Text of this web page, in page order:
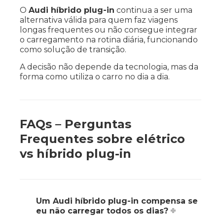
O Audi híbrido plug-in continua a ser uma
alternativa válida para quem faz viagens
longas frequentes ou não consegue integrar
o carregamento na rotina diária, funcionando
como solução de transição.
A decisão não depende da tecnologia, mas da
forma como utiliza o carro no dia a dia.
FAQs – Perguntas
Frequentes sobre elétrico
vs híbrido plug-in
Um Audi híbrido plug-in compensa se
eu não carregar todos os dias?